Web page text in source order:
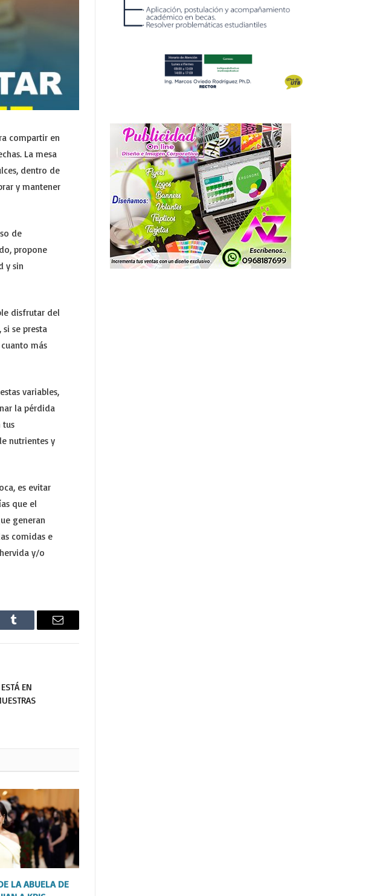
compartir en
La mesa
dentro de
y mantener
de
propone
y sin
disfrutar del
se presta
más
variables,
la pérdida
tus
nutrientes y
es evitar
que el
generan
comidas e
y/o
Tumblr Email
EN
LA ABUELA DE